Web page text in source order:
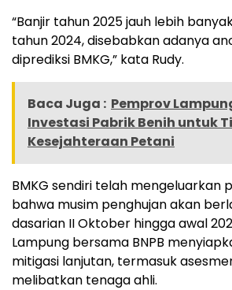
“Banjir tahun 2025 jauh lebih
tahun 2024, disebabkan adanya
diprediksi BMKG,” kata Rudy.
Baca Juga : Pemprov
Investasi Pabrik Benih untuk
Kesejahteraan Petani
BMKG sendiri telah mengeluarkan
bahwa musim penghujan akan
dasarian II Oktober hingga awal
Lampung bersama BNPB
mitigasi lanjutan, termasuk
melibatkan tenaga ahli.